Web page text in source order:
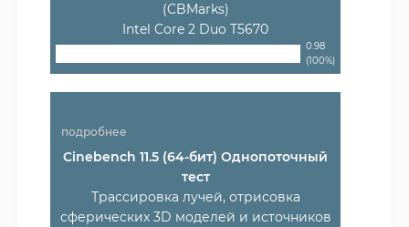
(CBMarks)
Intel Core 2 Duo T5670
0.98
(100%)
подробнее
Cinebench 11.5 (64-бит) Однопоточный
тест
Трассировка лучей, отрисовка
сферических 3D моделей и источников